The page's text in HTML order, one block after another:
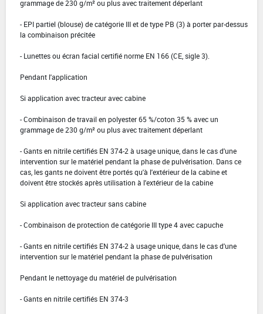
grammage de 230 g/m² ou plus avec traitement déperlant
- EPI partiel (blouse) de catégorie III et de type PB (3) à porter par-dessus
la combinaison précitée
- Lunettes ou écran facial certifié norme EN 166 (CE, sigle 3).
Pendant l'application
Si application avec tracteur avec cabine
- Combinaison de travail en polyester 65 %/coton 35 % avec un
grammage de 230 g/m² ou plus avec traitement déperlant
- Gants en nitrile certifiés EN 374-2 à usage unique, dans le cas d'une
intervention sur le matériel pendant la phase de pulvérisation. Dans ce
cas, les gants ne doivent être portés qu'à l'extérieur de la cabine et
doivent être stockés après utilisation à l'extérieur de la cabine
Si application avec tracteur sans cabine
- Combinaison de protection de catégorie III type 4 avec capuche
- Gants en nitrile certifiés EN 374-2 à usage unique, dans le cas d'une
intervention sur le matériel pendant la phase de pulvérisation
Pendant le nettoyage du matériel de pulvérisation
- Gants en nitrile certifiés EN 374-3